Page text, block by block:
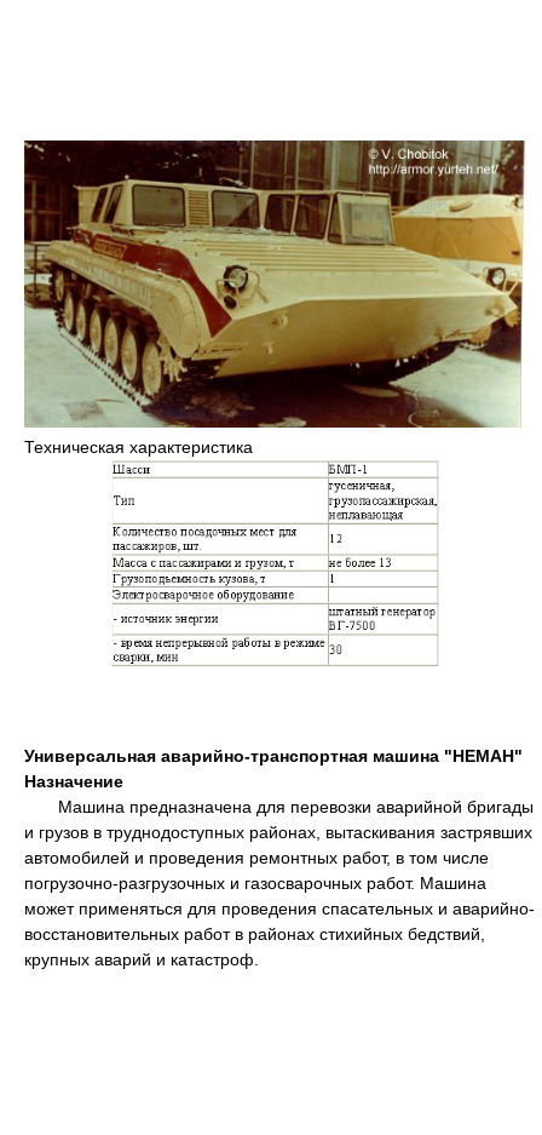
Техническая характеристика
Универсальная аварийно-транспортная машина "НЕМАН"
Назначение
Машина предназначена для перевозки аварийной бригады
и грузов в труднодоступных районах, вытаскивания застрявших
автомобилей и проведения ремонтных работ, в том числе
погрузочно-разгрузочных и газосварочных работ. Машина
может применяться для проведения спасательных и аварийно-
восстановительных работ в районах стихийных бедствий,
крупных аварий и катастроф.